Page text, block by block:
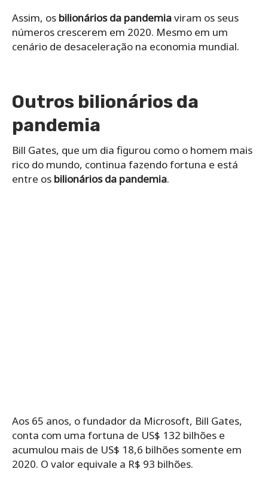
Assim, os bilionários da pandemiaviram os seus
números crescerem em 2020. Mesmo em um
cenário de desaceleração na economia mundial.
Outros bilionários da
pandemia
Bill Gates, que um dia figurou como o homem mais
rico do mundo, continua fazendo fortuna e está
entre os bilionários da pandemia.
Aos 65 anos, o fundador da Microsoft, Bill Gates,
conta com uma fortuna de US$ 132 bilhões e
acumulou mais de US$ 18,6 bilhões somente em
2020. O valor equivale a R$ 93 bilhões.